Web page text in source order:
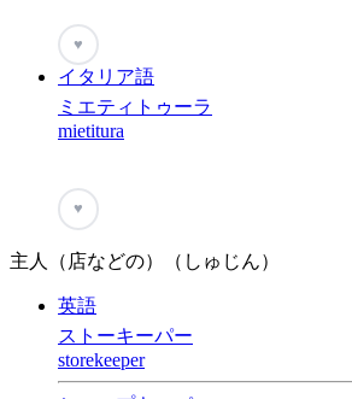
♥
イタリア語
ミエティトゥーラ
mietitura
♥
主人（店などの）（しゅじん）
英語
ストーキーパー
storekeeper